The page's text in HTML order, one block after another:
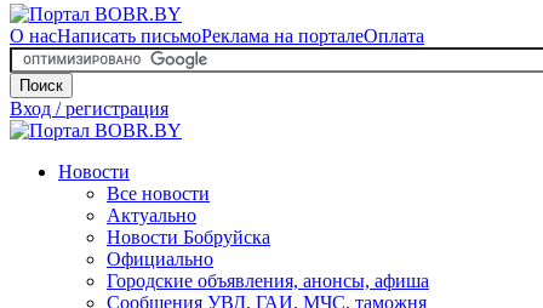
О насНаписать письмоРеклама на порталеОплата
Поиск
Вход / регистрация
Новости
Все новости
Актуально
Новости Бобруйска
Официально
Городские объявления, анонсы, афиша
Сообщения УВД, ГАИ, МЧС, таможня